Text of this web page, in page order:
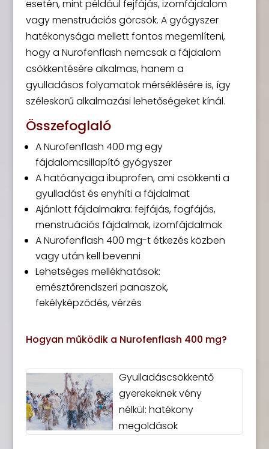
esetén, mint például fejfájás, izomfájdalom
vagy menstruációs görcsök. A gyógyszer
hatékonysága mellett fontos megemlíteni,
hogy a Nurofenflash nemcsak a fájdalom
csökkentésére alkalmas, hanem a
gyulladásos folyamatok mérséklésére is, így
széleskörű alkalmazási lehetőségeket kínál.
Összefoglaló
A Nurofenflash 400 mg egy
fájdalomcsillapító gyógyszer
A hatóanyaga ibuprofen, ami csökkenti a
gyulladást és enyhíti a fájdalmat
Ajánlott fájdalmakra: fejfájás, fogfájás,
menstruációs fájdalmak, izomfájdalmak
A Nurofenflash 400 mg-t étkezés közben
vagy után kell bevenni
Lehetséges mellékhatások:
emésztőrendszeri panaszok,
fekélyképződés, vérzés
Hogyan működik a Nurofenflash 400 mg?
Gyulladáscsökkentő
gyerekeknek vény
nélkül: hatékony
megoldások